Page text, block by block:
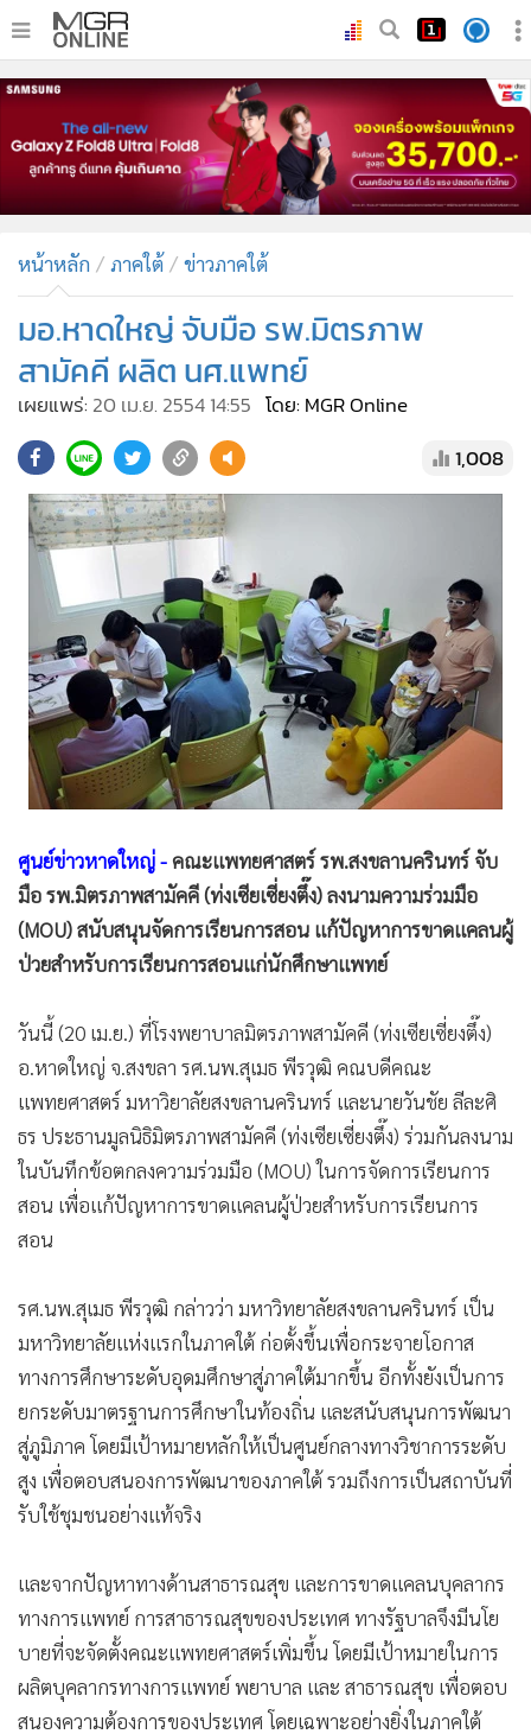
• หน้าหลัก
ทันเหตุการณ์
ภาคใต้
• ภูมิภาค
• บันเทิง
ผู้จัดการรายวัน
• คอลัมนิสต์
• ละคร
• Cyber BIZ
ผู้จัดกวน
Good health & Well-being
Green Innovation & SD
Management & HR
MGR Live
Infographic
การเมือง
ท่องเที่ยว
กีฬา
• Special Scoop
• เศรษฐกิจ-ธุรกิจ
• จีน
• ชุมชน-คุณภาพชีวิต
อาชญากรรม
• Motoring
• เกม
•
SMEs
•
• อินโดจีน
• Celeb Online
• Factcheck
• ญี่ปุ่น
• News1
• Gotomanager
หน้าหลัก ภาคใต้ ข่าวภาคใต้
มอ.หาดใหญ่ จับมือ รพ.มิตรภาพ
สามัคคี ผลิต นศ.แพทย์
เผยแพร่: 20 เม.ย. 2554 14:55 โดย: MGR Online
1,008
ศูนย์ข่าวหาดใหญ่ -คณะแพทยศาสตร์ รพ.สงขลานครินทร์ จับ
มือ รพ.มิตรภาพสามัคคี (ท่งเซียเซี่ยงตึ๊ง) ลงนามความร่วมมือ
(MOU) สนับสนุนจัดการเรียนการสอน แก้ปัญหาการขาดแคลนผู้
ป่วยสำหรับการเรียนการสอนแก่นักศึกษาแพทย์
วันนี้ (20 เม.ย.) ที่โรงพยาบาลมิตรภาพสามัคคี (ท่งเซียเซี่ยงตึ๊ง)
อ.หาดใหญ่ จ.สงขลา รศ.นพ.สุเมธ พีรวุฒิ คณบดีคณะ
แพทยศาสตร์ มหาวิยาลัยสงขลานครินทร์ และนายวันชัย ลีละศิ
ธร ประธานมูลนิธิมิตรภาพสามัคคี (ท่งเซียเซี่ยงตึ๊ง) ร่วมกันลงนาม
ในบันทึกข้อตกลงความร่วมมือ (MOU) ในการจัดการเรียนการ
สอน เพื่อแก้ปัญหาการขาดแคลนผู้ป่วยสำหรับการเรียนการ
สอน
รศ.นพ.สุเมธ พีรวุฒิ กล่าวว่า มหาวิทยาลัยสงขลานครินทร์ เป็น
มหาวิทยาลัยแห่งแรกในภาคใต้ ก่อตั้งขึ้นเพื่อกระจายโอกาส
ทางการศึกษาระดับอุดมศึกษาสู่ภาคใต้มากขึ้น อีกทั้งยังเป็นการ
ยกระดับมาตรฐานการศึกษาในท้องถิ่น และสนับสนุนการพัฒนา
สู่ภูมิภาค โดยมีเป้าหมายหลักให้เป็นศูนย์กลางทางวิชาการระดับ
สูง เพื่อตอบสนองการพัฒนาของภาคใต้ รวมถึงการเป็นสถาบันที่
รับใช้ชุมชนอย่างแท้จริง
และจากปัญหาทางด้านสาธารณสุข และการขาดแคลนบุคลากร
ทางการแพทย์ การสาธารณสุขของประเทศ ทางรัฐบาลจึงมีนโย
บายที่จะจัดตั้งคณะแพทยศาสตร์เพิ่มขึ้น โดยมีเป้าหมายในการ
ผลิตบุคลากรทางการแพทย์ พยาบาล และ สาธารณสุข เพื่อตอบ
สนองความต้องการของประเทศ โดยเฉพาะอย่างยิ่งในภาคใต้